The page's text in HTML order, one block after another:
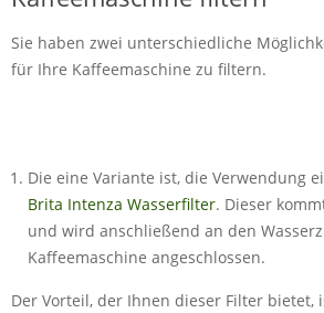
Sie haben zwei unterschiedliche
für Ihre Kaffeemaschine zu filtern.
Die eine Variante ist, die Verwendung
Brita Intenza Wasserfilter. Dieser
und wird anschließend an den
Kaffeemaschine angeschlossen.
Der Vorteil, der Ihnen dieser Filter bietet,